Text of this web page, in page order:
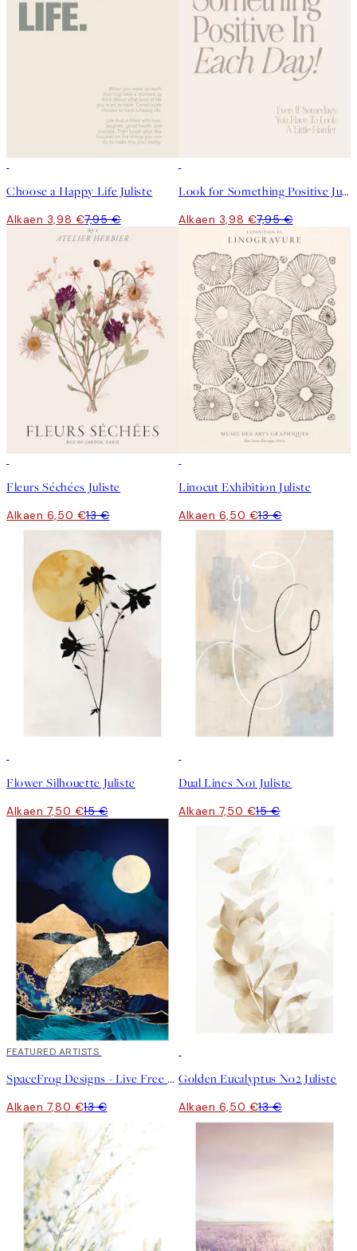
Choose a Happy Life Juliste
Alkaen 3,98 €7,95 €
Look for Something Positive Juliste
Alkaen 3,98 €7,95 €
Fleurs Séchées Juliste
Alkaen 6,50 €13 €
Linocut Exhibition Juliste
Alkaen 6,50 €13 €
Flower Silhouette Juliste
Alkaen 7,50 €15 €
Dual Lines No1 Juliste
Alkaen 7,50 €15 €
40%*
FEATURED ARTISTS
SpaceFrog Designs - Live Free Juliste
Alkaen 7,80 €13 €
Golden Eucalyptus No2 Juliste
Alkaen 6,50 €13 €